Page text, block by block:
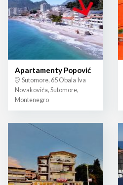
Apartamenty Popović
Sutomore, 65 Obala Iva
Novakovića, Sutomore,
Montenegro